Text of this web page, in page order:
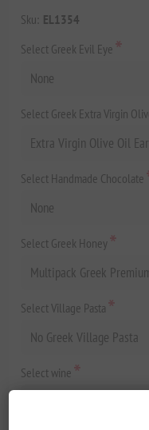
Sku: EL1354
Select Greek Evil Eye*
Select Greek Extra Virgin
Select Handmade Chocolate
Select Greek Honey*
Select Village Pasta*
Select wine*